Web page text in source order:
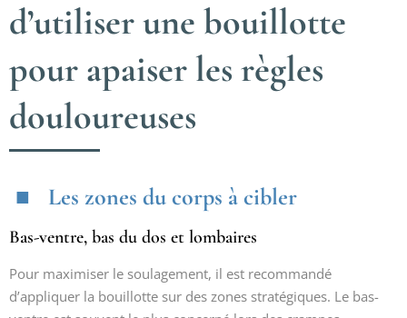
d’utiliser une bouillotte
pour apaiser les règles
douloureuses
Les zones du corps à cibler
Bas-ventre, bas du dos et lombaires
Pour maximiser le soulagement, il est recommandé
d’appliquer la bouillotte sur des zones stratégiques. Le bas-